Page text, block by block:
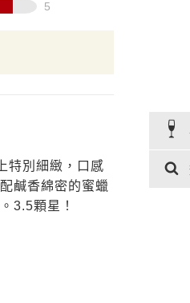
特別細緻，口感
鹹香綿密的蜜蠟
3.5顆星！